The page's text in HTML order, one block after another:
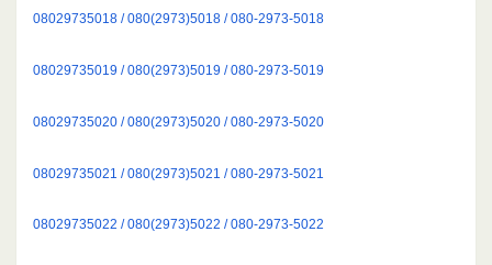
08029735018 / 080(2973)5018 / 080-2973-5018
08029735019 / 080(2973)5019 / 080-2973-5019
08029735020 / 080(2973)5020 / 080-2973-5020
08029735021 / 080(2973)5021 / 080-2973-5021
08029735022 / 080(2973)5022 / 080-2973-5022